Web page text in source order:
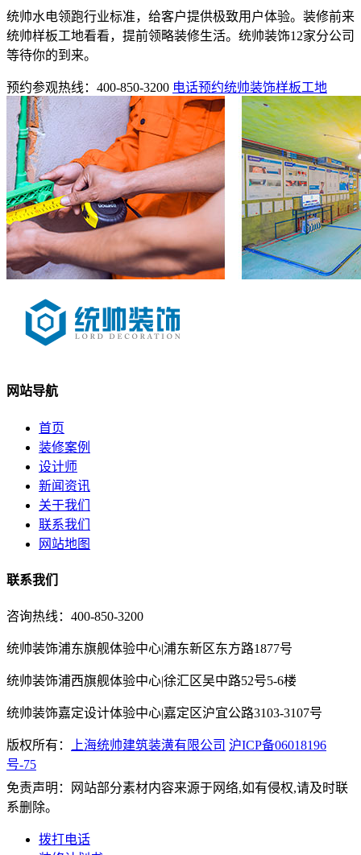
统帅水电领跑行业标准，给客户提供极致用户体验。装修前来
统帅样板工地看看，提前领略装修生活。统帅装饰12家分公司
等待你的到来。
预约参观热线：400-850-3200 电话预约统帅装饰样板工地
网站导航
首页
装修案例
设计师
新闻资讯
关于我们
联系我们
网站地图
联系我们
咨询热线：400-850-3200
统帅装饰浦东旗舰体验中心|浦东新区东方路1877号
统帅装饰浦西旗舰体验中心|徐汇区吴中路52号5-6楼
统帅装饰嘉定设计体验中心|嘉定区沪宜公路3103-3107号
版权所有： 上海统帅建筑装潢有限公司 沪ICP备06018196
号-75
免责声明：网站部分素材内容来源于网络,如有侵权,请及时联
系删除。
拨打电话